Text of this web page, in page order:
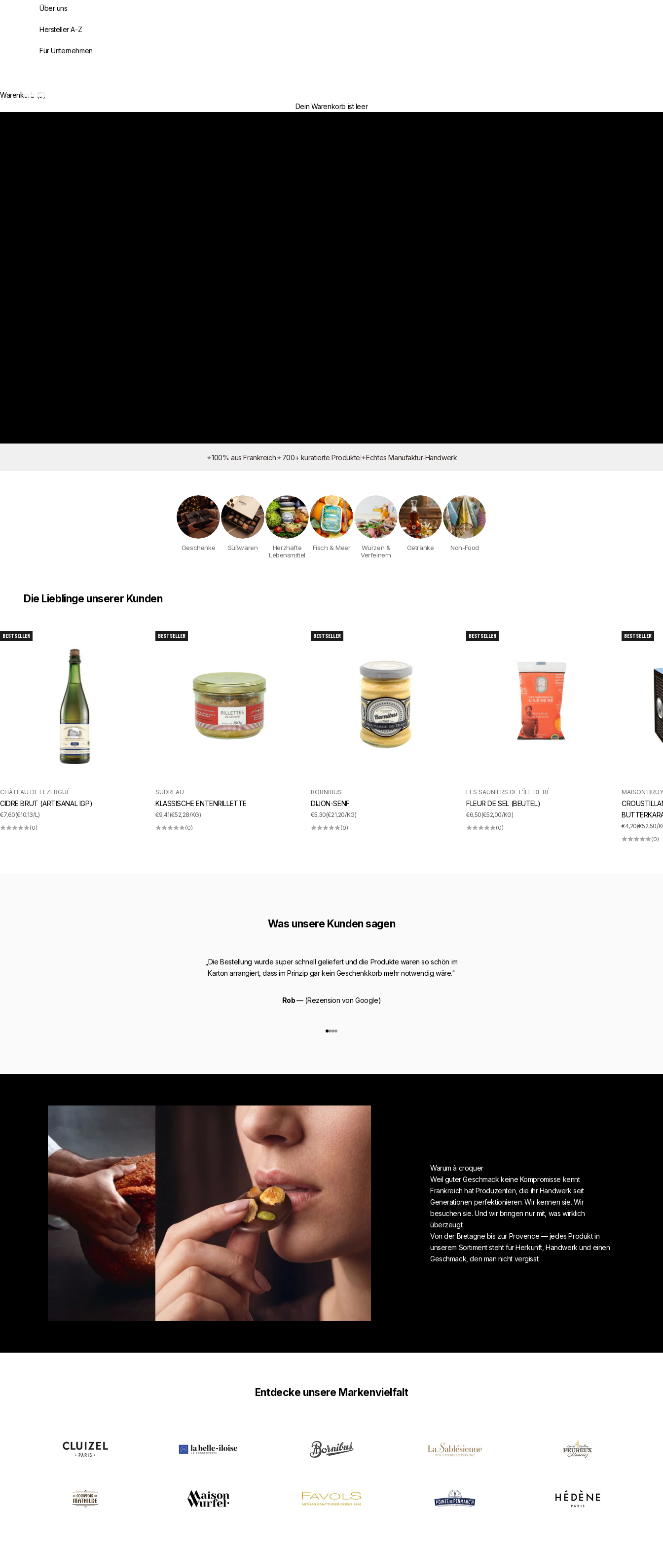
Über uns
Hersteller A-Z
Für Unternehmen
Warenkorb (0)
Dein Warenkorb ist leer
Jetzt entdecken
✦100% aus Frankreich✦700+ kuratierte Produkte ✦Echtes Manufaktur-Handwerk
Geschenke Süßwaren
Herzhafte
Lebensmittel
Fisch & Meer
Würzen &
Verfeinern
Getränke Non-Food
Die Lieblinge unserer Kunden
BESTSELLER
CHÂTEAU DE LEZERGUÉ
CIDRE BRUT (ARTISANAL IGP)
ANGEBOT
€7,60(€10,13/L)
(0)
BESTSELLER
SUDREAU
KLASSISCHE ENTENRILLETTE
ANGEBOT
€9,41(€52,28/KG)
(0)
BESTSELLER
BORNIBUS
DIJON-SENF
ANGEBOT
€5,30(€21,20/KG)
(0)
BESTSELLER
LES SAUNIERS DE L'ÎLE DE RÉ
FLEUR DE SEL (BEUTEL)
ANGEBOT
€6,50(€52,00/KG)
(0)
BESTSELLER
MAISON
ANGEBOT
€4,20(€52,50/
(0)
Was unsere Kunden sagen
„Die Bestellung wurde super schnell geliefert und die Produkte waren so schön im
Karton arrangiert, dass im Prinzip gar kein Geschenkkorb mehr notwendig wäre."
Rob— (Rezension von Google)
Gehe zu Element 1
Gehe zu Element 2
Gehe zu Element 3
Gehe zu Element 4
Warum à croquer
Weil guter Geschmack keine Kompromisse kennt
Frankreich hat Produzenten, die ihr Handwerk seit
Generationen perfektionieren. Wir kennen sie. Wir
besuchen sie. Und wir bringen nur mit, was wirklich
überzeugt.
Von der Bretagne bis zur Provence — jedes Produkt in
unserem Sortiment steht für Herkunft, Handwerk und einen
Geschmack, den man nicht vergisst.
Entdecke unsere Markenvielfalt